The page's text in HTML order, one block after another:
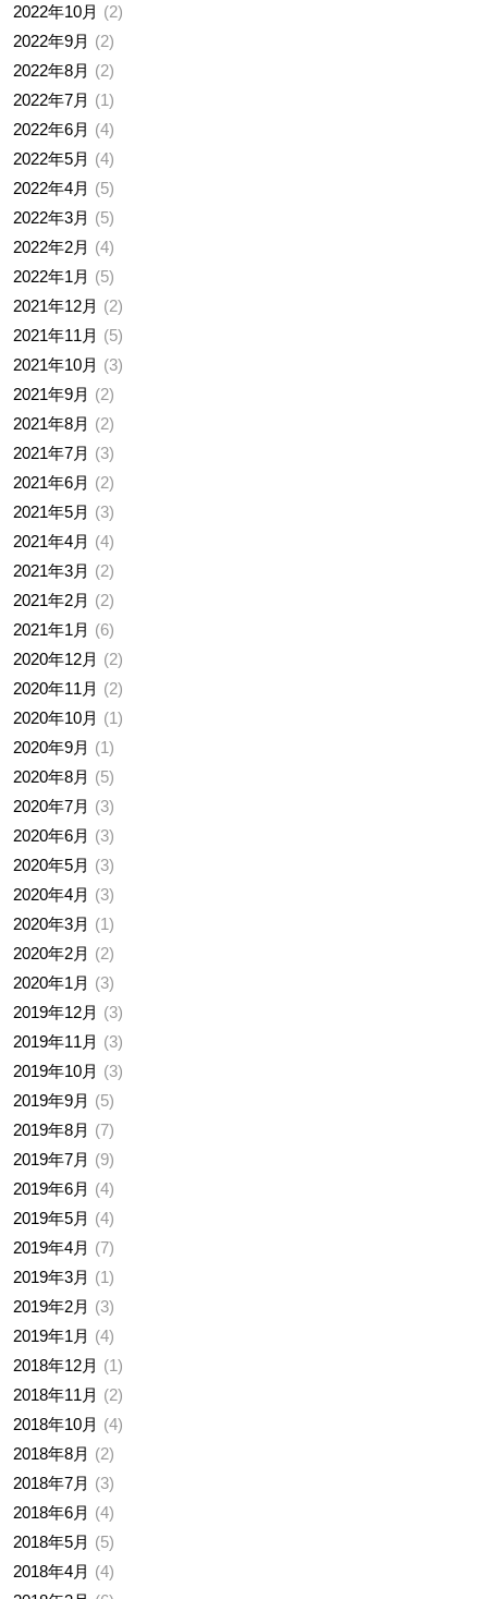
2022年10月
2
2022年9月
2
2022年8月
2
2022年7月
1
2022年6月
4
2022年5月
4
2022年4月
5
2022年3月
5
2022年2月
4
2022年1月
5
2021年12月
2
2021年11月
5
2021年10月
3
2021年9月
2
2021年8月
2
2021年7月
3
2021年6月
2
2021年5月
3
2021年4月
4
2021年3月
2
2021年2月
2
2021年1月
6
2020年12月
2
2020年11月
2
2020年10月
1
2020年9月
1
2020年8月
5
2020年7月
3
2020年6月
3
2020年5月
3
2020年4月
3
2020年3月
1
2020年2月
2
2020年1月
3
2019年12月
3
2019年11月
3
2019年10月
3
2019年9月
5
2019年8月
7
2019年7月
9
2019年6月
4
2019年5月
4
2019年4月
7
2019年3月
1
2019年2月
3
2019年1月
4
2018年12月
1
2018年11月
2
2018年10月
4
2018年8月
2
2018年7月
3
2018年6月
4
2018年5月
5
2018年4月
4